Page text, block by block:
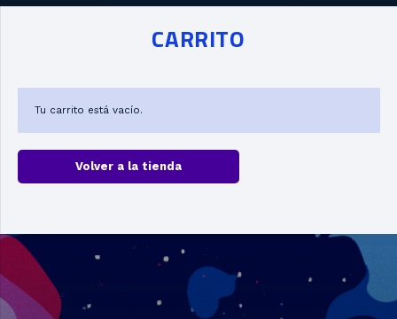
CARRITO
Tu carrito está vacío.
Volver a la tienda